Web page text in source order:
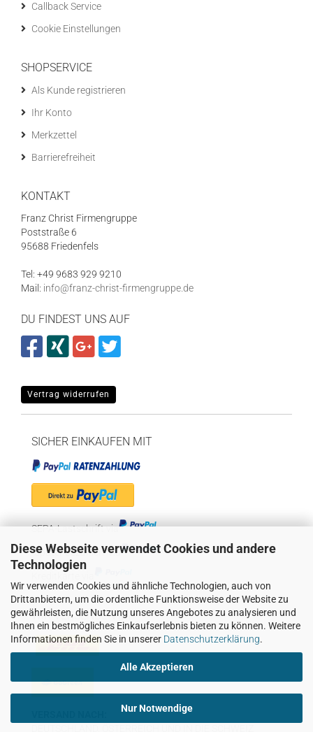
Diese Webseite verwendet Cookies und andere
Technologien
Wir verwenden Cookies und ähnliche Technologien, auch von
Drittanbietern, um die ordentliche Funktionsweise der Website zu
gewährleisten, die Nutzung unseres Angebotes zu analysieren und
Ihnen ein bestmögliches Einkaufserlebnis bieten zu können. Weitere
Informationen finden Sie in unserer Datenschutzerklärung.
Alle Akzeptieren
Nur Notwendige
Callback Service
Cookie Einstellungen
SHOPSERVICE
Als Kunde registrieren
Ihr Konto
Merkzettel
Barrierefreiheit
KONTAKT
Franz Christ Firmengruppe
Poststraße 6
95688 Friedenfels
Tel: +49 9683 929 9210
Mail: info@franz-christ-firmengruppe.de
DU FINDEST UNS AUF
Vertrag widerrufen
SICHER EINKAUFEN MIT
SEPA-Lastschrift via
"Später bezahlen" via
WIR VERSENDEN MIT